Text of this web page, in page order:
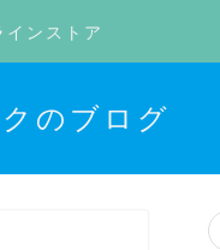
インストア
のブログ